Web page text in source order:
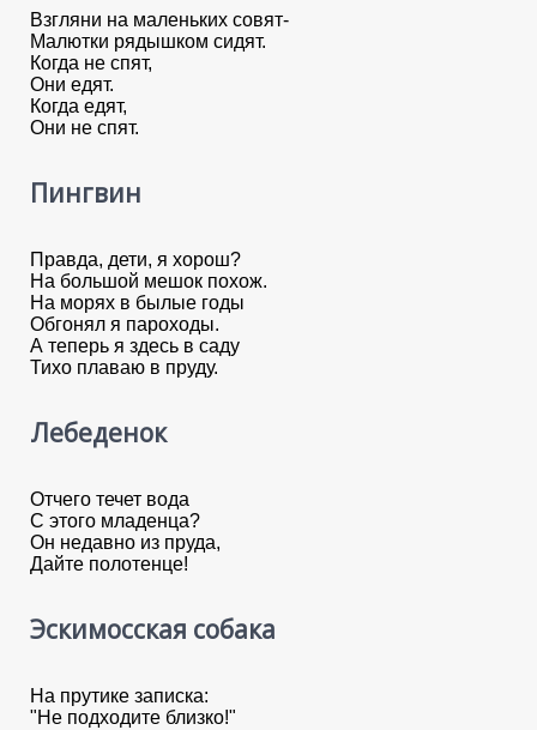
Взгляни на маленьких совят-
Малютки рядышком сидят.
Когда не спят,
Они едят.
Когда едят,
Они не спят.
Пингвин
Правда, дети, я хорош?
На большой мешок похож.
На морях в былые годы
Обгонял я пароходы.
А теперь я здесь в саду
Тихо плаваю в пруду.
Лебеденок
Отчего течет вода
С этого младенца?
Он недавно из пруда,
Дайте полотенце!
Эскимосская собака
На прутике записка:
"Не подходите близко!"